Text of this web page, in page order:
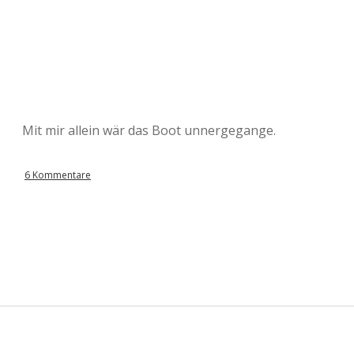
Mit mir allein wär das Boot unnergegange.
6 Kommentare